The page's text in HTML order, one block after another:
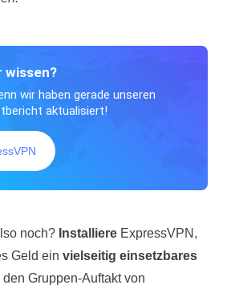
wissen?
wir haben gerade unseren
aktualisiert!
noch? InstalliereExpressVPN,
Geld ein vielseitig einsetzbares
Gruppen-Auftakt von